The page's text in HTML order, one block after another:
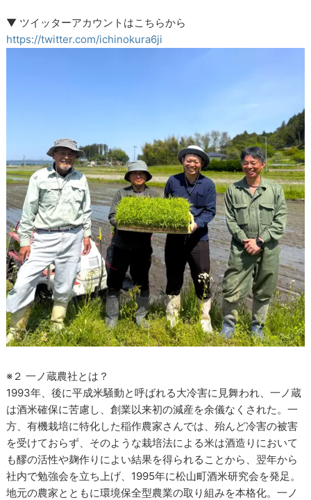
▼ ツイッターアカウントはこちらから
https://twitter.com/ichinokura6ji
※２ 一ノ蔵農社とは？
1993年、後に平成米騒動と呼ばれる大冷害に見舞われ、一ノ蔵
は酒米確保に苦慮し、創業以来初の減産を余儀なくされた。一
方、有機栽培に特化した稲作農家さんでは、殆んど冷害の被害
を受けておらず、そのような栽培法による米は酒造りにおいて
も醪の活性や麹作りによい結果を得られることから、翌年から
社内で勉強会を立ち上げ、1995年に松山町酒米研究会を発足。
地元の農家とともに環境保全型農業の取り組みを本格化。一ノ